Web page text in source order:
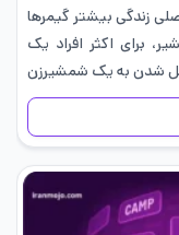
زندگی بیشتر گیمرها
برای اکثر افراد یک
شدن به یک شمشیرزن